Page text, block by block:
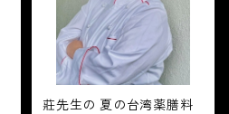
莊先生の 夏の台湾薬膳料